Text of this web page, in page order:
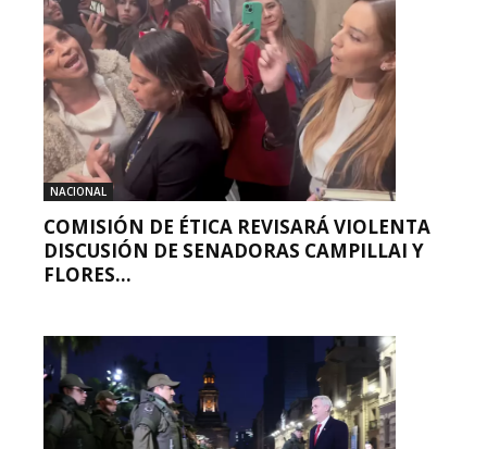
NACIONAL
COMISIÓN DE ÉTICA REVISARÁ VIOLENTA
DISCUSIÓN DE SENADORAS CAMPILLAI Y
FLORES...